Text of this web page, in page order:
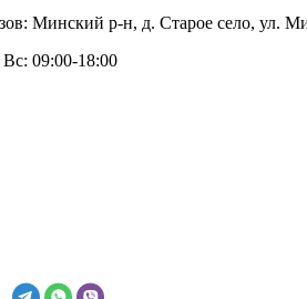
Минский р-н, д. Старое село, ул.
09:00-18:00